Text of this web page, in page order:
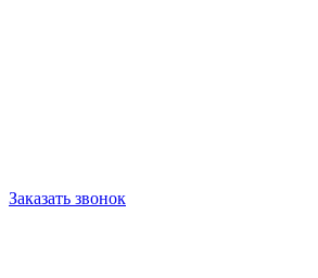
Заказать звонок